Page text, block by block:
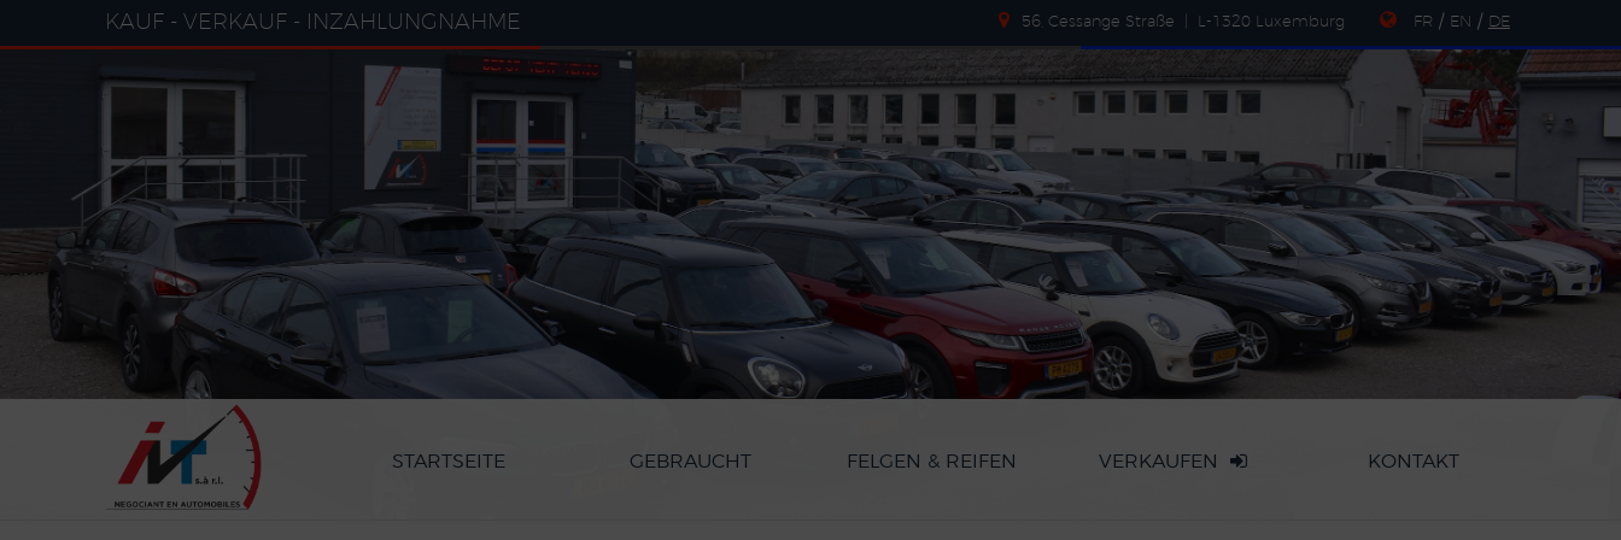
KAUF - VERKAUF - INZAHLUNGNAHME 56, Cessange Straße L-1320 Luxemburg FR / EN / DE
STARTSEITE GEBRAUCHT FELGEN & REIFEN VERKAUFEN KONTAKT
Cookie-Einstellungen